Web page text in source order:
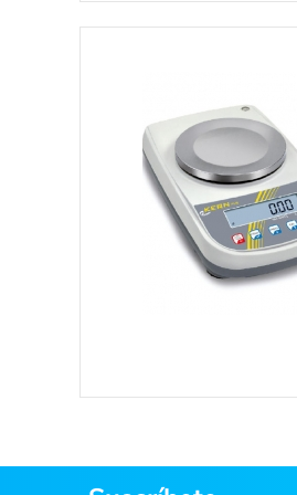
Ver más